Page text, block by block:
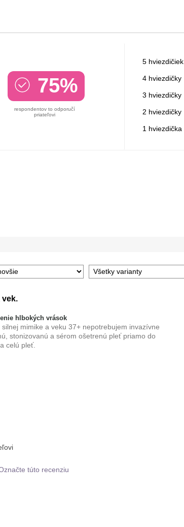
75%
respondentov to odporučí
priateľovi
5 hviezdičiek
4 hviezdičky
3 hviezdičky
2 hviezdičky
1 hviezdička
vek.
hlbokých vrások
mimike a veku 37+ nepotrebujem invazívne
stonizovanú a sérom ošetrenú pleť priamo do
celú pleť.
túto recenziu